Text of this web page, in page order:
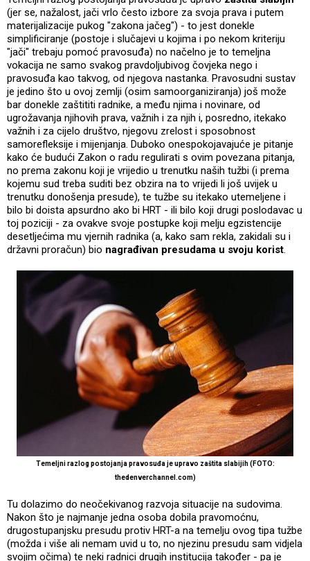
(jer se, nažalost, jači vrlo često izbore za svoja prava i putem
materijalizacije pukog "zakona jačeg") - to jest donekle
simplificiranje (postoje i slučajevi u kojima i po nekom kriteriju
"jači" trebaju pomoć pravosuđa) no načelno je to temeljna
vokacija ne samo svakog pravdoljubivog čovjeka nego i
pravosuđa kao takvog, od njegova nastanka. Pravosudni sustav
je jedino što u ovoj zemlji (osim samoorganiziranja) još može
bar donekle zaštititi radnike, a među njima i novinare, od
ugrožavanja njihovih prava, važnih i za njih i, posredno, itekako
važnih i za cijelo društvo, njegovu zrelost i sposobnost
samorefleksije i mijenjanja. Duboko onespokojavajuće je pitanje
kako će budući Zakon o radu regulirati s ovim povezana pitanja,
no prema zakonu koji je vrijedio u trenutku naših tužbi (i prema
kojemu sud treba suditi bez obzira na to vrijedi li još uvijek u
trenutku donošenja presude), te tužbe su itekako utemeljene i
bilo bi doista apsurdno ako bi HRT - ili bilo koji drugi poslodavac u
toj poziciji - za ovakve svoje postupke koji melju egzistencije
desetljećima mu vjernih radnika (a, kako sam rekla, zakidali su i
državni proračun) bio nagrađivan presudama u svoju korist.
Temeljni razlog postojanja pravosuđa je upravo zaštita slabijih (FOTO:
thedenverchannel.com)
Tu dolazimo do neočekivanog razvoja situacije na sudovima.
Nakon što je najmanje jedna osoba dobila pravomoćnu,
drugostupanjsku presudu protiv HRT-a na temelju ovog tipa tužbe
(možda i više ali nemam uvid u to, no njezinu presudu sam vidjela
svojim očima) te neki radnici drugih institucija također - pa je